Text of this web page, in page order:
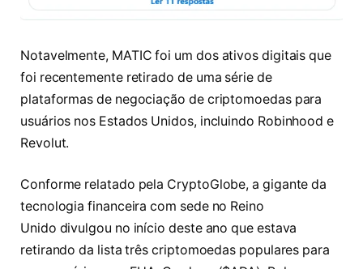
Notavelmente, MATIC foi um dos ativos digitais que
foi recentemente retirado de uma série de
plataformas de negociação de criptomoedas para
usuários nos Estados Unidos, incluindo Robinhood e
Revolut.
Conforme relatado pela CryptoGlobe, a gigante da
tecnologia financeira com sede no Reino
Unido divulgou no início deste ano que estava
retirando da lista três criptomoedas populares para